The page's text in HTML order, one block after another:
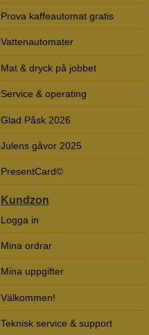
Prova kaffeautomat gratis
Vattenautomater
Mat & dryck på jobbet
Service & operating
Glad Påsk 2026
Julens gåvor 2025
PresentCard©
Kundzon
Logga in
Mina ordrar
Mina uppgifter
Välkommen!
Teknisk service & support